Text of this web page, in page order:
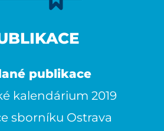
publikace
kalendárium 2019
sborníku Ostrava